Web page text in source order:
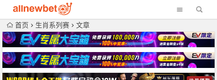
首页 生肖系列赛 文章